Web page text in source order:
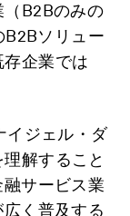
B2Bのみの
ソリュー
企業では
イジェル・ダ
解すること
サービス業
く普及する